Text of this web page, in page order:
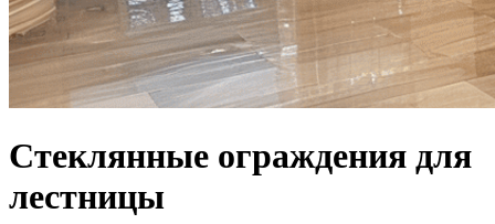
Стеклянные ограждения для
лестницы